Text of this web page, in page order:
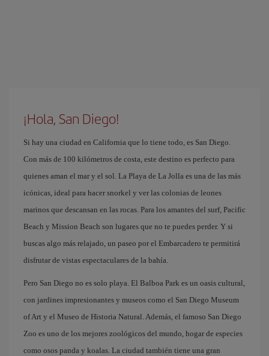
¡Hola, San Diego!
Si hay una ciudad en California que lo tiene todo, es San Diego.
Con más de 100 kilómetros de costa, este destino es perfecto para
quienes aman el mar y el sol. La Playa de La Jolla es una de las más
icónicas, ideal para hacer snorkel y ver las colonias de leones
marinos que descansan en las rocas. Para los amantes del surf, Pacific
Beach y Mission Beach son lugares que no te puedes perder. Y si
buscas algo más relajado, un paseo por el Embarcadero te permitirá
disfrutar de vistas espectaculares de la bahía.
Pero San Diego no es solo playa. El Balboa Park es un oasis cultural,
con jardines impresionantes y museos como el San Diego Museum
of Art y el Museo de Historia Natural. Además, el famoso San Diego
Zoo es uno de los mejores zoológicos del mundo, hogar de especies
como osos panda y koalas. La ciudad también tiene una gran